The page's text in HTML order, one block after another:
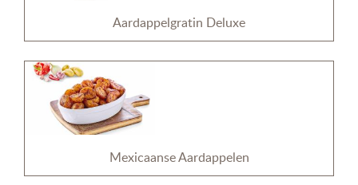
Aardappelgratin Deluxe
Mexicaanse Aardappelen